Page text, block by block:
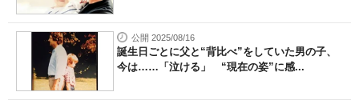
公開 2025/08/16
誕生日ごとに父と“背比べ”をしていた男の子、
今は……「泣ける」 “現在の姿”に感...